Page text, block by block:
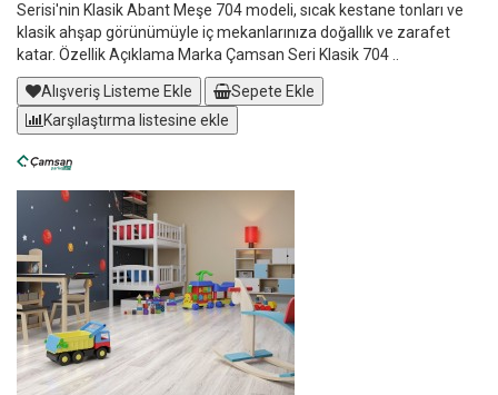
Serisi'nin Klasik Abant Meşe 704 modeli, sıcak kestane tonları ve
klasik ahşap görünümüyle iç mekanlarınıza doğallık ve zarafet
katar. Özellik Açıklama Marka Çamsan Seri Klasik 704 ..
Alışveriş Listeme Ekle
Sepete Ekle
Karşılaştırma listesine ekle